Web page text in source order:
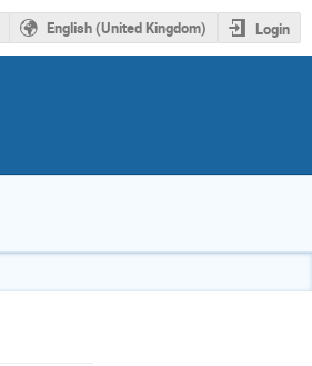
English (United Kingdom) Login